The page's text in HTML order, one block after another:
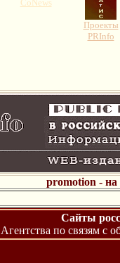
CoNews
Проекты
PRInfo
promotion - на
Сайты
Агентства по связям с